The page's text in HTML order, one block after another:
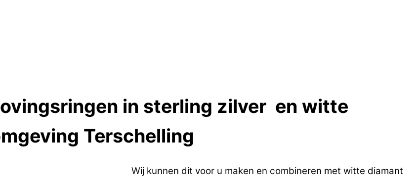
in sterling zilver en witte
Terschelling
Wij kunnen dit voor u maken en combineren met witte diamant